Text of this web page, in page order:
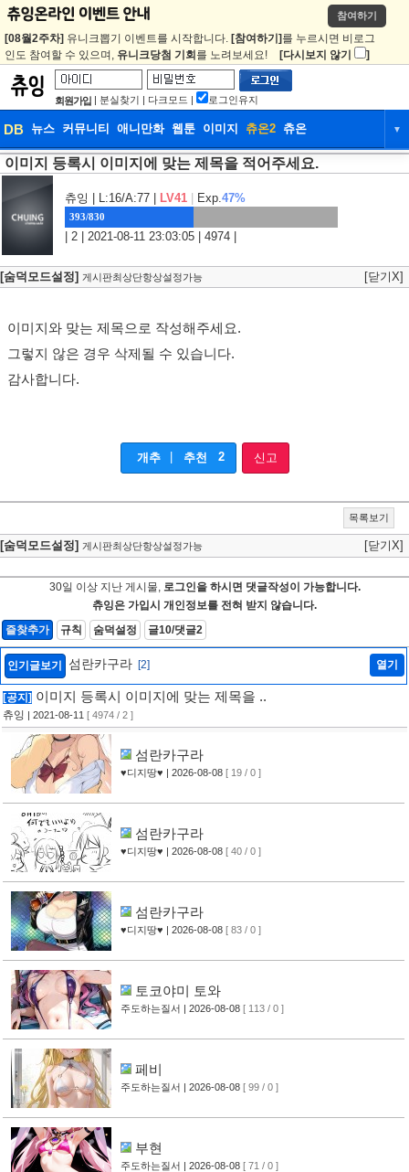
참여하기
[08월2주차] 유니크뽑기 이벤트를 시작합니다. [참여하기] 를 누르시면 비로그
인도 참여할 수 있으며, 유니크당첨 기회 를 노려보세요! [다시보지 않기 ]
회원가입 | 분실찾기 | 다크모드 | 로그인유지
DB 뉴스 커뮤니티 애니만화 웹툰 이미지 츄온2 츄온 ▼
DB 뉴스 커뮤니티
웹툰 이미지 츄온2
이미지 등록시 이미지에 맞는 제목을 적어주세요.
츄잉 | L:16/A:77 | LV41 Exp.47%
393/830
| 2 | 2021-08-11 23:03:05 | 4974 |
[숨덕모드설정] 게시판최상단항상설정가능 [닫기X]
이미지와 맞는 제목으로 작성해주세요.
그렇지 않은 경우 삭제될 수 있습니다.
감사합니다.
개추 추천 2 신고
목록보기
[숨덕모드설정] 게시판최상단항상설정가능 [닫기X]
30일 이상 지난 게시물, 로그인을 하시면 댓글작성이 가능합니다.
츄잉은 가입시 개인정보를 전혀 받지 않습니다.
즐찾추가
규칙 숨덕설정 글10/댓글2
인기글보기 섬란카구라 [2] 열기
[공지] 이미지 등록시 이미지에 맞는 제목을 ..
츄잉 | 2021-08-11 [ 4974 / 2 ]
섬란카구라
♥디지땅♥ | 2026-08-08 [ 19 / 0 ]
섬란카구라
♥디지땅♥ | 2026-08-08 [ 40 / 0 ]
섬란카구라
♥디지땅♥ | 2026-08-08 [ 83 / 0 ]
토코야미 토와
주도하는질서 | 2026-08-08 [ 113 / 0 ]
페비
주도하는질서 | 2026-08-08 [ 99 / 0 ]
부현
주도하는질서 | 2026-08-08 [ 71 / 0 ]